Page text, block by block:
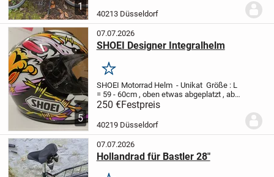
1
einen Sonderpreis.
40213 Düsseldorf
5
07.07.2026
SHOEI Designer Integralhelm
Merken
SHOEI Motorrad Helm - Unikat Größe : L
= 59 - 60cm , oben etwas abgeplatzt , aber
sieht man kaum 250€
250 €Festpreis
40219 Düsseldorf
07.07.2026
Hollandrad für Bastler 28"